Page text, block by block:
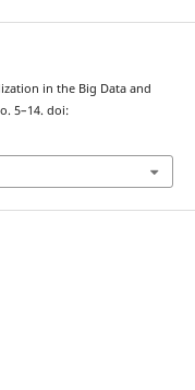
in the Big Data and
5–14. doi: